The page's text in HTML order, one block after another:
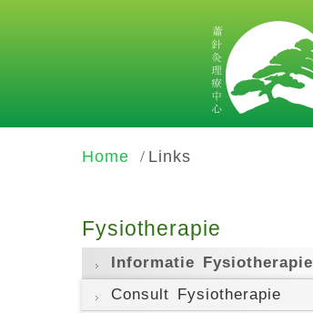
Home Links
Fysiotherapie
Informatie Fysiotherapie
Consult Fysiotherapie